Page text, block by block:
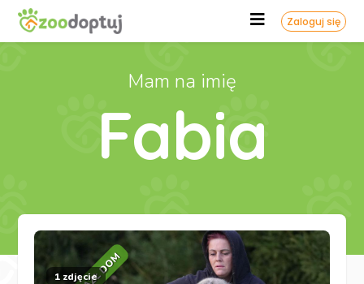
Zaloguj się
Mam na imię
Fabia
1 zdjęcie